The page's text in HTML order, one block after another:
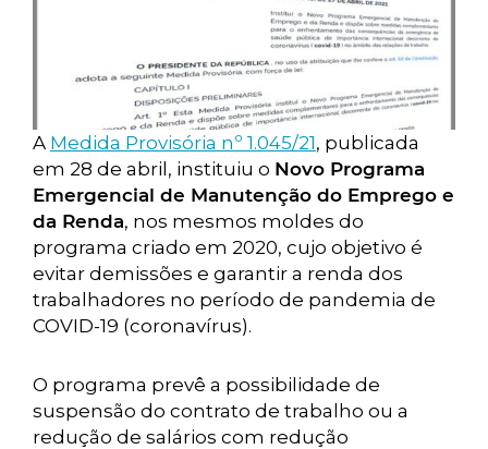
A Medida Provisória nº 1.045/21, publicada
em 28 de abril, instituiu o Novo Programa
Emergencial de Manutenção do Emprego e
da Renda, nos mesmos moldes do
programa criado em 2020, cujo objetivo é
evitar demissões e garantir a renda dos
trabalhadores no período de pandemia de
COVID-19 (coronavírus).
O programa prevê a possibilidade de
suspensão do contrato de trabalho ou a
redução de salários com redução